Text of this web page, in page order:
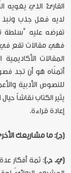
القارئ الذي يغويه
لديه فعل جذب ونبذ
تفرضه عليه "سلطة
فهي مقالات تقع في
المقالات
أتمنّاه هو أن تجد
للنصوص الأدبية
يثير الكتاب نقاشاً
إعادة قراءة.
(ج): ما مشاريعك
(ي. ح.): ثمة أفكار